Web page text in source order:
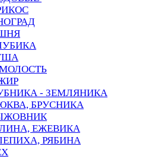
- ЗЕМЛЯНИКА
БРУСНИКА
ЕЖЕВИКА
РЯБИНА